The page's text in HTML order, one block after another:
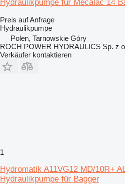
Hydraulikpumpe für Mecalac 14
Preis auf Anfrage
Hydraulikpumpe
Polen, Tarnowskie Góry
ROCH POWER HYDRAULICS Sp. z
Verkäufer kontaktieren
1
Hydromatik A11VG12 MD/10R+
Hydraulikpumpe für Bagger